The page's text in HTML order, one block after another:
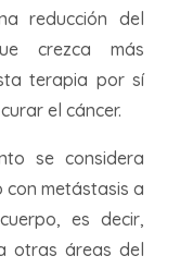
reducción del
crezca más
terapia por sí
el cáncer.
se considera
con metástasis a
es decir,
otras áreas del